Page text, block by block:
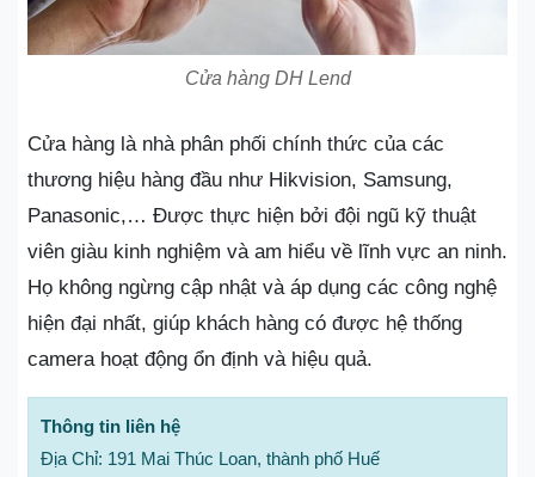
Cửa hàng DH Lend
Cửa hàng là nhà phân phối chính thức của các
thương hiệu hàng đầu như Hikvision, Samsung,
Panasonic,… Được thực hiện bởi đội ngũ kỹ thuật
viên giàu kinh nghiệm và am hiểu về lĩnh vực an ninh.
Họ không ngừng cập nhật và áp dụng các công nghệ
hiện đại nhất, giúp khách hàng có được hệ thống
camera hoạt động ổn định và hiệu quả.
Thông tin liên hệ
Địa Chỉ: 191 Mai Thúc Loan, thành phố Huế